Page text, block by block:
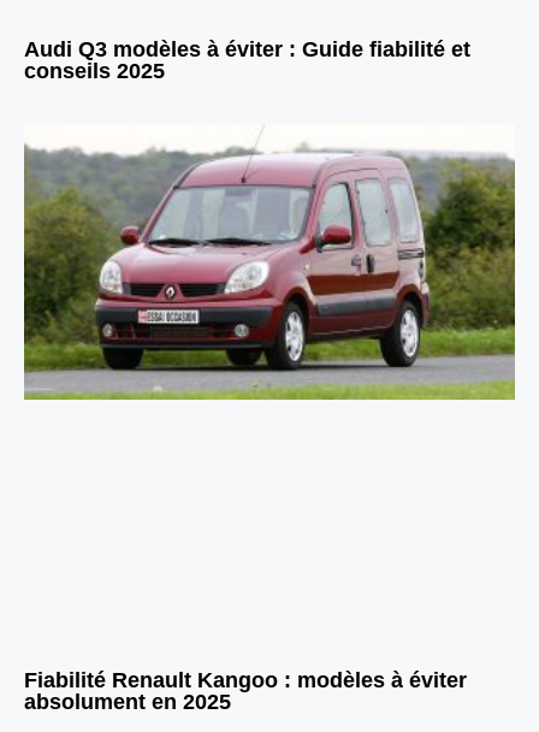
Audi Q3 modèles à éviter : Guide fiabilité et
conseils 2025
Fiabilité Renault Kangoo : modèles à éviter
absolument en 2025